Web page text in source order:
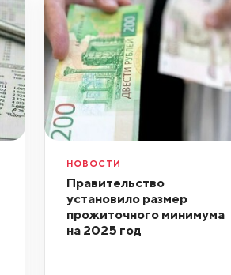
НОВОСТИ
Правительство
установило размер
прожиточного минимума
на 2025 год